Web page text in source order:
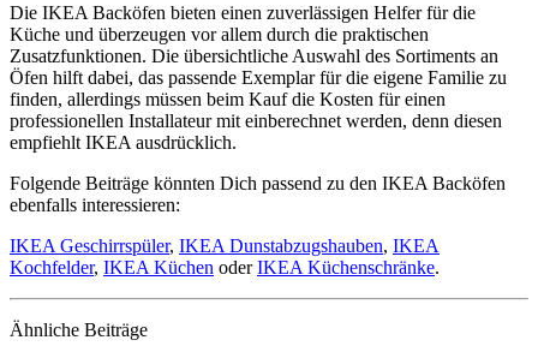
Die IKEA Backöfen bieten einen zuverlässigen Helfer für die
Küche und überzeugen vor allem durch die praktischen
Zusatzfunktionen. Die übersichtliche Auswahl des Sortiments an
Öfen hilft dabei, das passende Exemplar für die eigene Familie zu
finden, allerdings müssen beim Kauf die Kosten für einen
professionellen Installateur mit einberechnet werden, denn diesen
empfiehlt IKEA ausdrücklich.
Folgende Beiträge könnten Dich passend zu den IKEA Backöfen
ebenfalls interessieren:
IKEA Geschirrspüler, IKEA Dunstabzugshauben, IKEA
Kochfelder, IKEA Küchen oderIKEA Küchenschränke.
Ähnliche Beiträge